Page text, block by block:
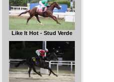
Like It Hot - Stud Verde